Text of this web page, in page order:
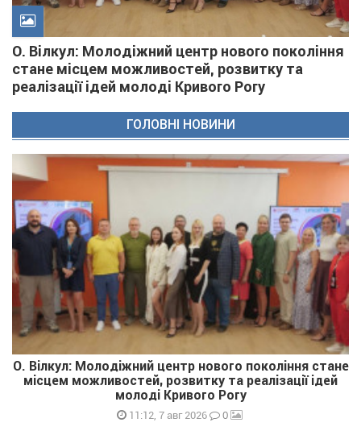
О. Вілкул: Молодіжний центр нового покоління
стане місцем можливостей, розвитку та
реалізації ідей молоді Кривого Рогу
ГОЛОВНІ НОВИНИ
О. Вілкул: Молодіжний центр нового покоління стане
місцем можливостей, розвитку та реалізації ідей
молоді Кривого Рогу
11:12, 7 авг 2026 0